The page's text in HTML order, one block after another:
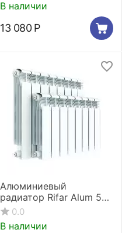
В наличии
13 080 Р
Алюминиевый
радиатор Rifar Alum 500
13 секций
0.0
В наличии